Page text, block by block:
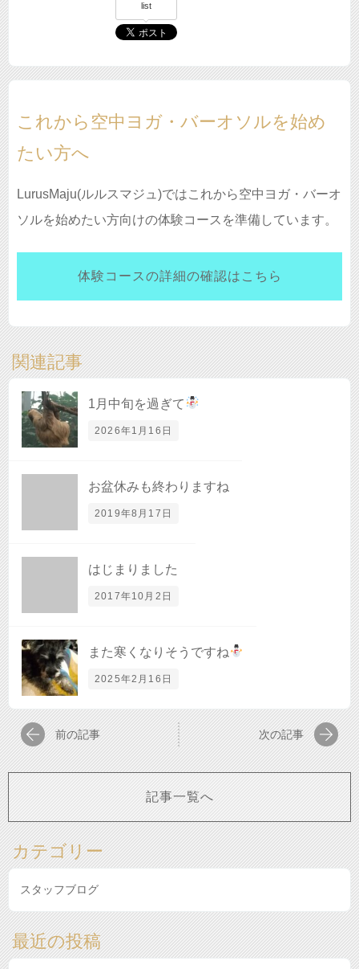
list
これから空中ヨガ・バーオソルを始め
たい方へ
LurusMaju(ルルスマジュ)ではこれから空中ヨガ・バーオ
ソルを始めたい方向けの体験コースを準備しています。
体験コースの詳細の確認はこちら
関連記事
1月中旬を過ぎて
2026年1月16日
お盆休みも終わりますね
2019年8月17日
はじまりました
2017年10月2日
また寒くなりそうですね
2025年2月16日
前の記事 次の記事
記事一覧へ
カテゴリー
スタッフブログ
最近の投稿